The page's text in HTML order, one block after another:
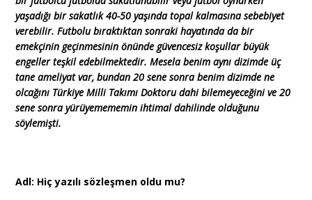
yaşadığı bir sakatlık 40-50 yaşında topal kalmasına sebebiyet
verebilir. Futbolu bıraktıktan sonraki hayatında da bir
emekçinin geçinmesinin önünde güvencesiz koşullar büyük
engeller teşkil edebilmektedir. Mesela benim aynı dizimde üç
tane ameliyat var, bundan 20 sene sonra benim dizimde ne
olcağını Türkiye Milli Takımı Doktoru dahi bilemeyeceğini ve 20
sene sonra yürüyemememin ihtimal dahilinde olduğunu
söylemişti.
Adl: Hiç yazılı sözleşmen oldu mu?